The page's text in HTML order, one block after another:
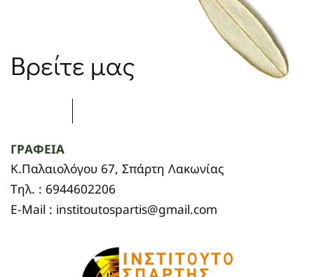
Βρείτε μας
ΓΡΑΦΕΙΑ
Κ.Παλαιολόγου 67, Σπάρτη Λακωνίας
Τηλ. : 6944602206
E-Mail : institoutospartis@gmail.com